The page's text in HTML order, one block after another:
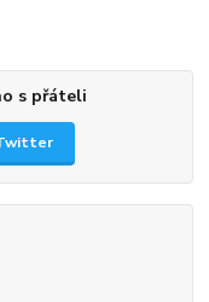
s přáteli